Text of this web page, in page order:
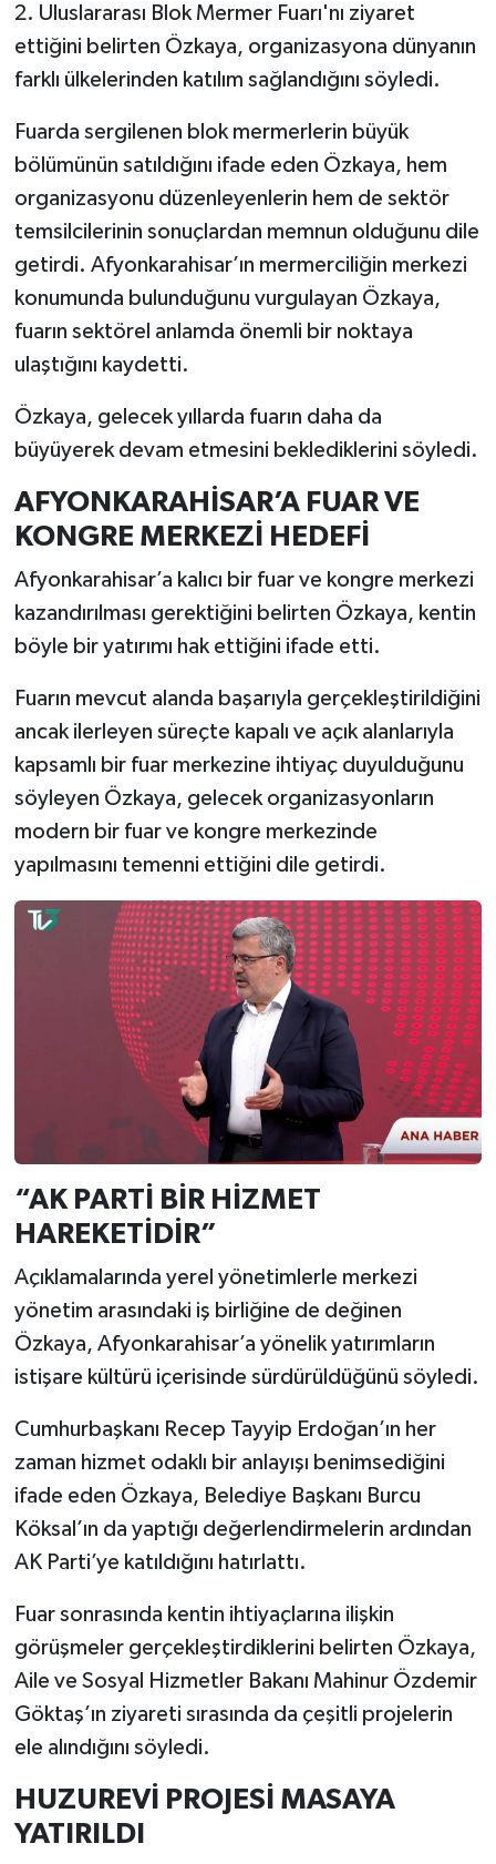
2. Uluslararası Blok Mermer Fuarı'nı ziyaret
ettiğini belirten Özkaya, organizasyona dünyanın
farklı ülkelerinden katılım sağlandığını söyledi.
Fuarda sergilenen blok mermerlerin büyük
bölümünün satıldığını ifade eden Özkaya, hem
organizasyonu düzenleyenlerin hem de sektör
temsilcilerinin sonuçlardan memnun olduğunu dile
getirdi. Afyonkarahisar’ın mermerciliğin merkezi
konumunda bulunduğunu vurgulayan Özkaya,
fuarın sektörel anlamda önemli bir noktaya
ulaştığını kaydetti.
Özkaya, gelecek yıllarda fuarın daha da
büyüyerek devam etmesini beklediklerini söyledi.
AFYONKARAHİSAR’A FUAR VE
KONGRE MERKEZİ HEDEFİ
Afyonkarahisar’a kalıcı bir fuar ve kongre merkezi
kazandırılması gerektiğini belirten Özkaya, kentin
böyle bir yatırımı hak ettiğini ifade etti.
Fuarın mevcut alanda başarıyla gerçekleştirildiğini
ancak ilerleyen süreçte kapalı ve açık alanlarıyla
kapsamlı bir fuar merkezine ihtiyaç duyulduğunu
söyleyen Özkaya, gelecek organizasyonların
modern bir fuar ve kongre merkezinde
yapılmasını temenni ettiğini dile getirdi.
“AK PARTİ BİR HİZMET
HAREKETİDİR”
Açıklamalarında yerel yönetimlerle merkezi
yönetim arasındaki iş birliğine de değinen
Özkaya, Afyonkarahisar’a yönelik yatırımların
istişare kültürü içerisinde sürdürüldüğünü söyledi.
Cumhurbaşkanı Recep Tayyip Erdoğan’ın her
zaman hizmet odaklı bir anlayışı benimsediğini
ifade eden Özkaya, Belediye Başkanı Burcu
Köksal’ın da yaptığı değerlendirmelerin ardından
AK Parti’ye katıldığını hatırlattı.
Fuar sonrasında kentin ihtiyaçlarına ilişkin
görüşmeler gerçekleştirdiklerini belirten Özkaya,
Aile ve Sosyal Hizmetler Bakanı Mahinur Özdemir
Göktaş’ın ziyareti sırasında da çeşitli projelerin
ele alındığını söyledi.
HUZUREVİ PROJESİ MASAYA
YATIRILDI